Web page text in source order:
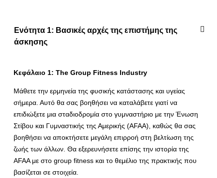
Ενότητα 1: Βασικές αρχές της επιστήμης της
άσκησης
Κεφάλαιο 1: The Group Fitness Industry
Μάθετε την ερμηνεία της φυσικής κατάστασης και υγείας
σήμερα. Αυτό θα σας βοηθήσει να καταλάβετε γιατί να
επιδιώξετε μια σταδιοδρομία στο γυμναστήριο με την Ένωση
Στίβου και Γυμναστικής της Αμερικής (AFAA), καθώς θα σας
βοηθήσει να αποκτήσετε μεγάλη επιρροή στη βελτίωση της
ζωής των άλλων. Θα εξερευνήσετε επίσης την ιστορία της
AFAA με στο group fitness και το θεμέλιο της πρακτικής που
βασίζεται σε στοιχεία.